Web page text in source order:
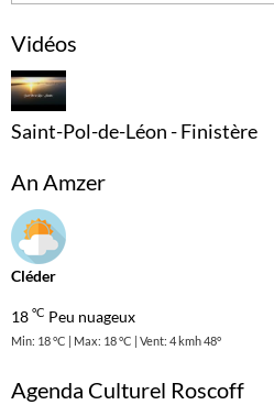
Vidéos
Saint-Pol-de-Léon - Finistère
An Amzer
Cléder
18 °C Peu nuageux
Min: 18 °C | Max: 18 °C | Vent: 4 kmh 48°
Agenda Culturel Roscoff